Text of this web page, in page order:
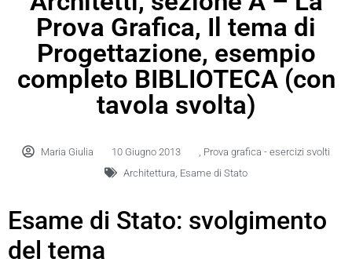
Prova Grafica, Il tema di
Progettazione, esempio
completo BIBLIOTECA (con
tavola svolta)
Maria Giulia 10 Giugno 2013
Prova grafica - esercizi svolti
Architettura Esame di Stato
Esame di Stato: svolgimento
del tema